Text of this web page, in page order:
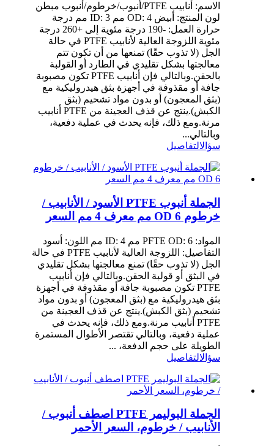
الاسم: أنابيب PTFE/أنبوب/خرطوم/أنبوب مبطن
لون المنتج: أبيض OD: 4 مم ID: 3 مم درجة
حرارة العمل: -190 درجة مئوية إلى +260 درجة
مئوية اللزوجة العالية لأنابيب PTFE في حالة
الجل (لا تذوب حقًا) تمنعها من أن تكون تتم
معالجتها بشكل تقليدي في الطارد أو القولبة
بالحقن.وبالتالي فإن أنابيب PTFE تكون مصبوبة
جافة أو مقذوفة في أجهزة بثق هيدروليكية مع
(بثق المعجون) أو بدون مواد تشحيم (بثق
الكبش).ينتج عن قذف العجينة من PTFE أنابيب
مرنة.ومع ذلك، فإنه يحدث في عملية دفعية،
وبالتالي...
سؤالالتفاصيل
الجملة أنبوب PTFE الأسود / الأنابيب /
خرطوم OD 6 مم معرف 4 مم السعر
المواد: PFTE OD: 6 مم ID: 4 مم اللون: أسود
التفاصيل: اللزوجة العالية لأنابيب PTFE في حالة
الجل (لا تذوب حقًا) تمنع معالجتها بشكل تقليدي
في البثق أو قولبة الحقن.وبالتالي فإن أنابيب
PTFE تكون مصبوبة جافة أو مقذوفة في أجهزة
بثق هيدروليكية مع (بثق المعجون) أو بدون مواد
تشحيم (بثق الكبش).ينتج عن قذف العجينة من
PTFE أنابيب مرنة.ومع ذلك، فإنه يحدث في
عملية دفعية، وبالتالي تقتصر الأطوال المستمرة
الطويلة على حجم الدفعة، ...
سؤالالتفاصيل
الجملة البوليمر PTFE اصطف أنبوب /
الأنابيب / خرطوم، السعر الأحمر